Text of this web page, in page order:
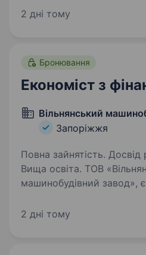
професійного розвитку,
2 дні тому
Бронювання
Економіст з
Вільнянський
Запоріжжя
Повна зайнятість. Досвід
Вища освіта. ТОВ «Вільнянський
машинобудівний завод»,
машинобудування в
2 дні тому